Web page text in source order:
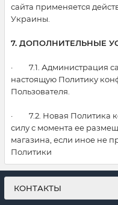
сайта применяется
Украины.
7. ДОПОЛНИТЕЛЬНЫЕ
· 7.1. Администрация
настоящую Политику
Пользователя.
· 7.2. Новая Политика
силу с момента ее
магазина, если иное не
Политики
КОНТАКТЫ